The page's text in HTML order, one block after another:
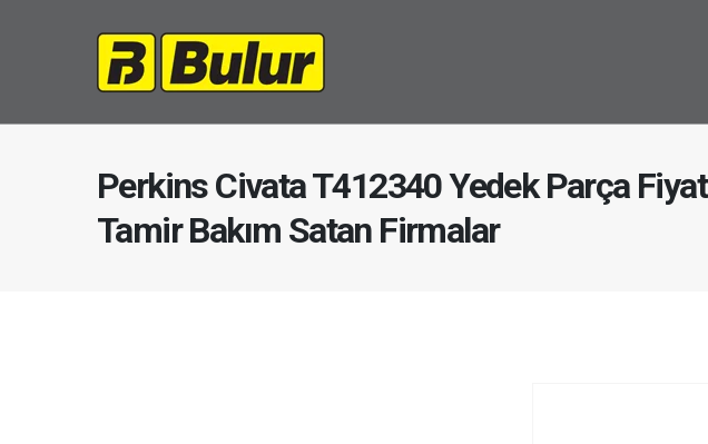
Perkins Civata T412340 Yedek Parça Fiyat
Tamir Bakım Satan Firmalar